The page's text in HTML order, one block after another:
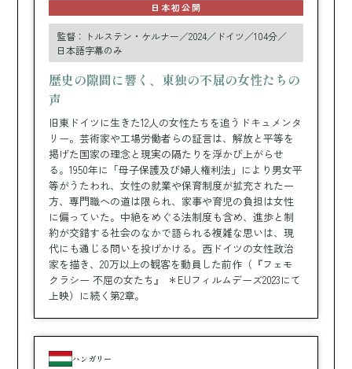
日本初公開
監督：トルステン・ケルナー／2024／ドイツ／104分／
日本語字幕のみ
歴史の隙間に響く、東独の不屈の女性たちの
声
旧東ドイツに生きた12人の女性たちを追うドキュメンタ
リー。芸術家や工場労働者らの証言は、解放と平等を
掲げた国家の理念と現実の隔たりを浮かび上がらせ
る。1950年に「母子保護及び婦人権利法」により男女平
等がうたわれ、女性の就業や保育制度が拡充された一
方、専門職への道は限られ、家事や育児の負担は女性
に偏っていた。中絶をめぐる法制度も含め、進歩と制
約が交錯する社会のなかで語られる複雑な思いは、現
代にも通じる問いを投げかける。西ドイツの女性政治
家を描き、20万以上の観客を動員した前作（『フェモ
クラシー 不屈の女たち』 ＊EUフィルムデーズ2023にて
上映）に続く第2章。
ハンガリー